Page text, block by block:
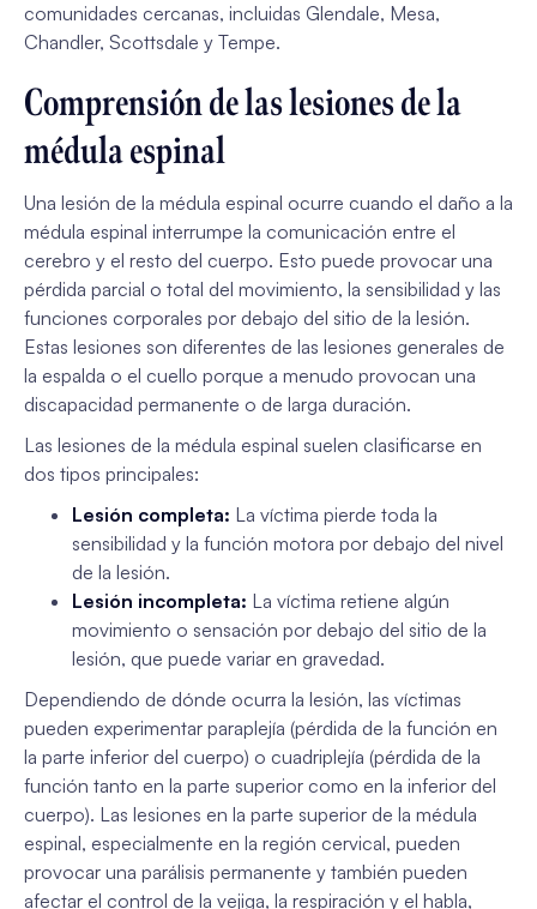
comunidades cercanas, incluidas Glendale, Mesa,
Chandler, Scottsdale y Tempe.
Comprensión de las lesiones de la
médula espinal
Una lesión de la médula espinal ocurre cuando el daño a la
médula espinal interrumpe la comunicación entre el
cerebro y el resto del cuerpo. Esto puede provocar una
pérdida parcial o total del movimiento, la sensibilidad y las
funciones corporales por debajo del sitio de la lesión.
Estas lesiones son diferentes de las lesiones generales de
la espalda o el cuello porque a menudo provocan una
discapacidad permanente o de larga duración.
Las lesiones de la médula espinal suelen clasificarse en
dos tipos principales:
Lesión completa: La víctima pierde toda la
sensibilidad y la función motora por debajo del nivel
de la lesión.
Lesión incompleta: La víctima retiene algún
movimiento o sensación por debajo del sitio de la
lesión, que puede variar en gravedad.
Dependiendo de dónde ocurra la lesión, las víctimas
pueden experimentar paraplejía (pérdida de la función en
la parte inferior del cuerpo) o cuadriplejía (pérdida de la
función tanto en la parte superior como en la inferior del
cuerpo). Las lesiones en la parte superior de la médula
espinal, especialmente en la región cervical, pueden
provocar una parálisis permanente y también pueden
afectar el control de la vejiga, la respiración y el habla,